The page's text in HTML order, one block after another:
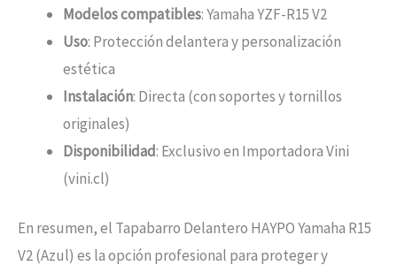
Modelos compatibles: Yamaha YZF-R15 V2
Uso: Protección delantera y personalización
estética
Instalación: Directa (con soportes y tornillos
originales)
Disponibilidad: Exclusivo en Importadora Vini
(vini.cl)
En resumen, el Tapabarro Delantero HAYPO Yamaha R15
V2 (Azul) es la opción profesional para proteger y